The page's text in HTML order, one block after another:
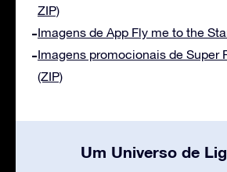
ZIP)
Imagens de App Fly me to the
Imagens promocionais de Super
(ZIP)
Um Universo de